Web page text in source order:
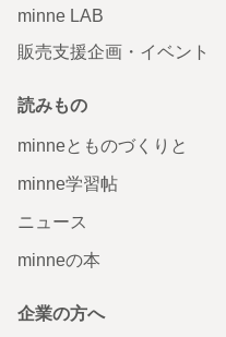
minne LAB
販売支援企画・イベント
読みもの
minneとものづくりと
minne学習帖
ニュース
minneの本
企業の方へ